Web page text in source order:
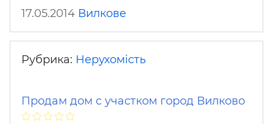
17.05.2014 Вилкове
Рубрика: Нерухомість
Продам дом с участком город Вилково